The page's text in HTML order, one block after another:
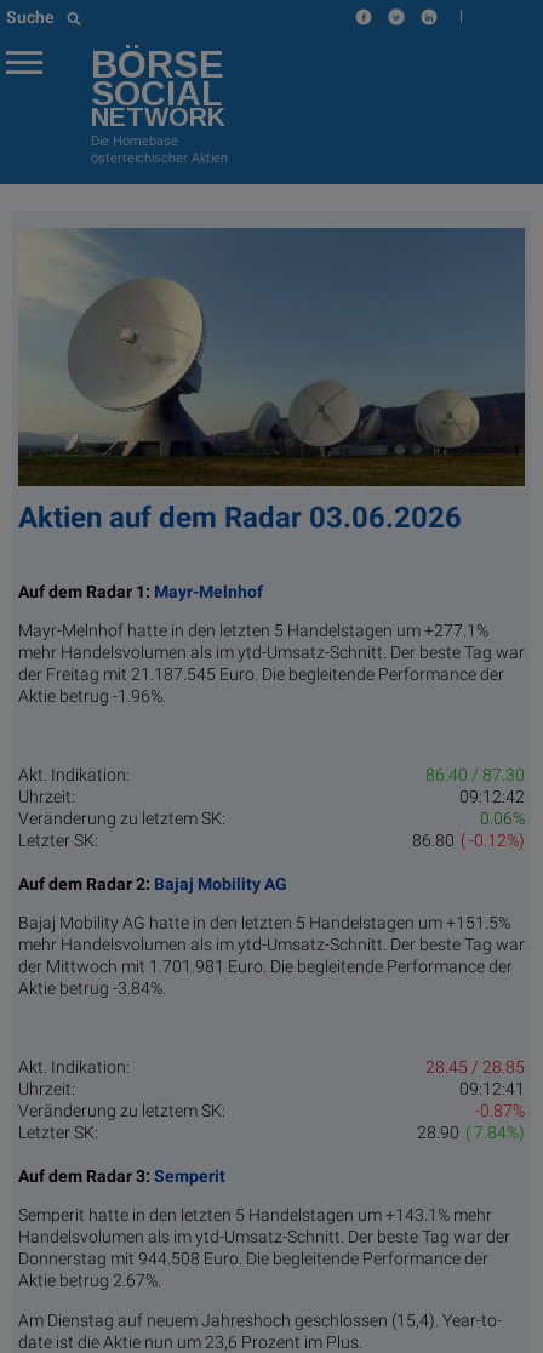
Suche |
BÖRSE
SOCIAL
NETWORK
Die Homebase
österreichischer Aktien
Aktien auf dem Radar 03.06.2026
Auf dem Radar 1: Mayr-Melnhof
Mayr-Melnhof hatte in den letzten 5 Handelstagen um +277.1%
mehr Handelsvolumen als im ytd-Umsatz-Schnitt. Der beste Tag war
der Freitag mit 21.187.545 Euro. Die begleitende Performance der
Aktie betrug -1.96%.
Akt. Indikation:
86.40 / 87.30
Uhrzeit:
09:12:42
Veränderung zu letztem SK:
0.06%
Letzter SK:
( -0.12%)
86.80
Auf dem Radar 2: Bajaj Mobility AG
Bajaj Mobility AG hatte in den letzten 5 Handelstagen um +151.5%
mehr Handelsvolumen als im ytd-Umsatz-Schnitt. Der beste Tag war
der Mittwoch mit 1.701.981 Euro. Die begleitende Performance der
Aktie betrug -3.84%.
Akt. Indikation:
28.45 / 28.85
Uhrzeit:
09:12:41
Veränderung zu letztem SK:
-0.87%
Letzter SK:
( 7.84%)
28.90
Auf dem Radar 3: Semperit
Semperit hatte in den letzten 5 Handelstagen um +143.1% mehr
Handelsvolumen als im ytd-Umsatz-Schnitt. Der beste Tag war der
Donnerstag mit 944.508 Euro. Die begleitende Performance der
Aktie betrug 2.67%.
Am Dienstag auf neuem Jahreshoch geschlossen (15,4). Year-to-
date ist die Aktie nun um 23,6 Prozent im Plus.